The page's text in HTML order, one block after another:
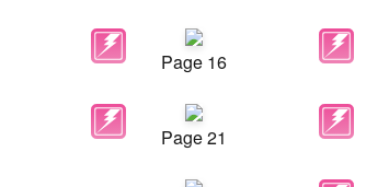
Page 16
Page 21